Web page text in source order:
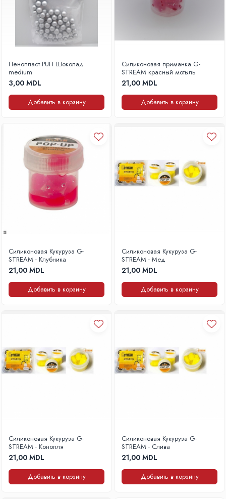
Пенопласт PUFI Шоколад
medium
3,00 MDL
Добавить в корзину
Силиконовая приманка G-
STREAM красный мотыль
21,00 MDL
Добавить в корзину
Силиконовая Кукуруза G-
STREAM - Клубника
21,00 MDL
Добавить в корзину
Силиконовая Кукуруза G-
STREAM - Мед
21,00 MDL
Добавить в корзину
Силиконовая Кукуруза G-
STREAM - Конопля
21,00 MDL
Добавить в корзину
Силиконовая Кукуруза G-
STREAM - Слива
21,00 MDL
Добавить в корзину